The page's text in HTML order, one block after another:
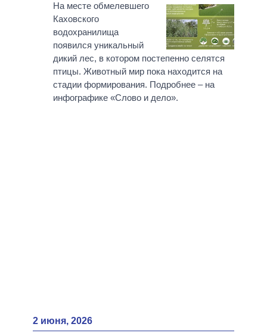
КАБИНЕТ МИНИСТРОВ
ГЛАВЫ ОБЛАДМИНИСТРАЦИЙ
МЭРЫ
ВСЕ ПЕРСОНЫ
ПОДДЕРЖАТЬ
СРАВНЕНИЕ ПОЛИТИКОВ
На месте обмелевшего
Каховского
водохранилища
появился уникальный
дикий лес, в котором постепенно селятся
птицы. Животный мир пока находится на
стадии формирования. Подробнее – на
инфографике «Слово и дело».
2 июня, 2026